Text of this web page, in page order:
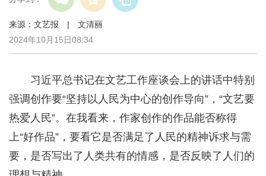
来源：文艺报 | 文清丽
2024年10月15日08:34
习近平总书记在文艺工作座谈会上的讲话中特别
强调创作要“坚持以人民为中心的创作导向”，“文艺要
热爱人民”。在我看来，作家创作的作品能否称得
上“好作品”，要看它是否满足了人民的精神诉求与需
要，是否写出了人类共有的情感，是否反映了人们的